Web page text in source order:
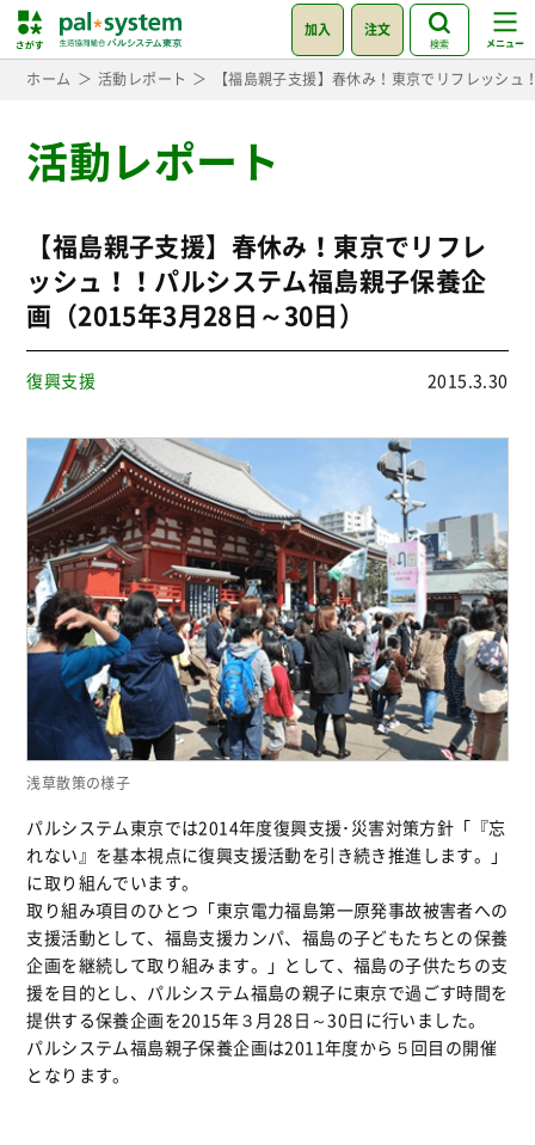
加入 注文
検索
ホーム 活動レポート 【福島親子支援】春休み！東京でリフレッシ
活動レポート
【福島親子支援】春休み！東京でリフレ
ッシュ！！パルシステム福島親子保養企
画（2015年3月28日～30日）
復興支援 2015.3.30
浅草散策の様子
パルシステム東京では2014年度復興支援･災害対策方針「『忘
れない』を基本視点に復興支援活動を引き続き推進します。」
に取り組んでいます。
取り組み項目のひとつ「東京電力福島第一原発事故被害者への
支援活動として、福島支援カンパ、福島の子どもたちとの保養
企画を継続して取り組みます。」として、福島の子供たちの支
援を目的とし、パルシステム福島の親子に東京で過ごす時間を
提供する保養企画を2015年３月28日～30日に行いました。
パルシステム福島親子保養企画は2011年度から５回目の開催
となります。